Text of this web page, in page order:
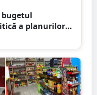
bugetul
a planurilor